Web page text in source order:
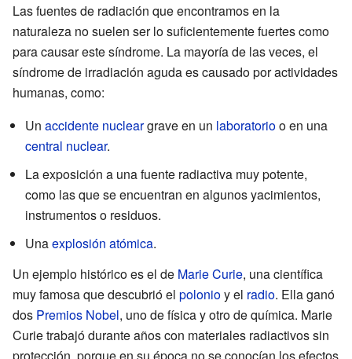
Las fuentes de radiación que encontramos en la
naturaleza no suelen ser lo suficientemente fuertes como
para causar este síndrome. La mayoría de las veces, el
síndrome de irradiación aguda es causado por actividades
humanas, como:
Un accidente nucleargrave en un laboratorioo en una
central nuclear.
La exposición a una fuente radiactiva muy potente,
como las que se encuentran en algunos yacimientos,
instrumentos o residuos.
Unaexplosión atómica.
Un ejemplo histórico es el de Marie Curie, una científica
muy famosa que descubrió el polonioy el radio. Ella ganó
dos Premios Nobel, uno de física y otro de química. Marie
Curie trabajó durante años con materiales radiactivos sin
protección, porque en su época no se conocían los efectos